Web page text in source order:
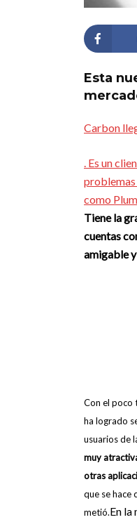
Esta
Carbon
. Es un
como
Tiene la
cuentas
amigable
Con el poco
ha logrado
usuarios de
muy
otras
que se hace
metió.En la